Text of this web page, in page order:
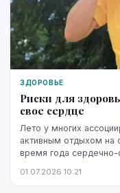
ЗДОРОВЬЕ
Риски для
свое сердце
Лето у многих
активным отдыхом на
время года сердечно-
01.07.2026 10:21